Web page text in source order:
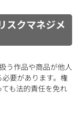
スクマネジメ
う作品や商品が他人
要があります。権
も法的責任を免れ